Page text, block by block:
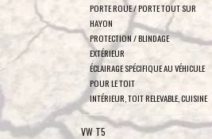
PORTE ROUE / PORTE TOUT SUR
HAYON
PROTECTION / BLINDAGE
EXTÉRIEUR
ÉCLAIRAGE SPÉCIFIQUE AU VÉHICULE
POUR LE TOIT
INTÉRIEUR, TOIT RELEVABLE, CUISINE
VW T5